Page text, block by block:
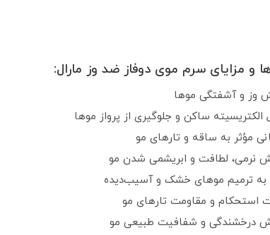
و مزایای سرم موی دوفاز ضد وز مارال:
وز و آشفتگی موها
الکتریسیته ساکن و جلوگیری از پرواز موها
مؤثر به ساقه و تارهای مو
نرمی، لطافت و ابریشمی شدن مو
ترمیم موهای خشک و آسیب‌دیده
استحکام و مقاومت تارهای مو
درخشندگی و شفافیت طبیعی مو